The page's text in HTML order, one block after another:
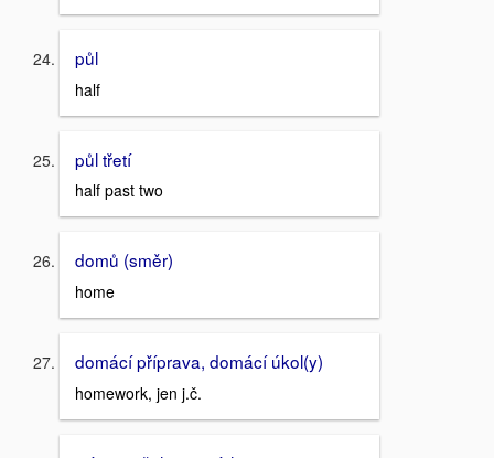
půl
half
půl třetí
half past two
domů (směr)
home
domácí příprava, domácí úkol(y)
homework, jen j.č.